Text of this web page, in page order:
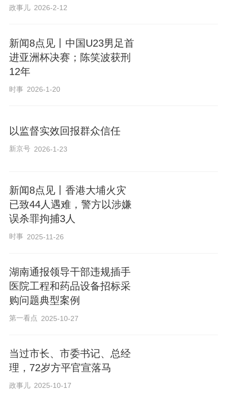
政事儿 2026-2-12
新闻8点见丨中国U23男足首
进亚洲杯决赛；陈笑波获刑
12年
时事 2026-1-20
以监督实效回报群众信任
新京号 2026-1-23
新闻8点见丨香港大埔火灾
已致44人遇难，警方以涉嫌
误杀罪拘捕3人
时事 2025-11-26
湖南通报领导干部违规插手
医院工程和药品设备招标采
购问题典型案例
第一看点 2025-10-27
当过市长、市委书记、总经
理，72岁方平官宣落马
政事儿 2025-10-17